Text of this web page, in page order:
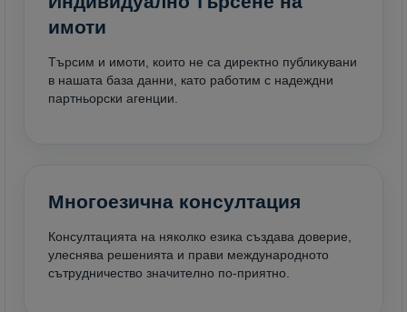
имоти
Търсим и имоти, които не са директно публикувани
в нашата база данни, като работим с надеждни
партньорски агенции.
Многоезична консултация
Консултацията на няколко езика създава доверие,
улеснява решенията и прави международното
сътрудничество значително по-приятно.